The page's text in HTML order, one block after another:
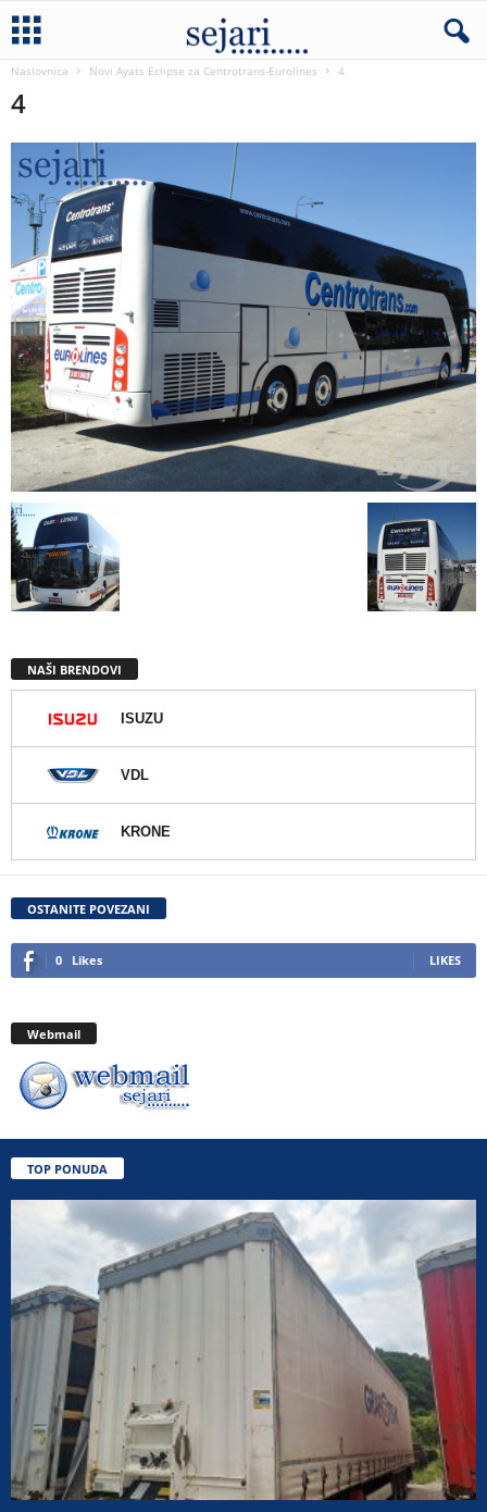
Naslovnica Novi Ayats Eclipse za Centrotrans-Eurolines 4
4
NAŠI BRENDOVI
ISUZU
VDL
KRONE
OSTANITE POVEZANI
0 Likes LIKES
Webmail
TOP PONUDA